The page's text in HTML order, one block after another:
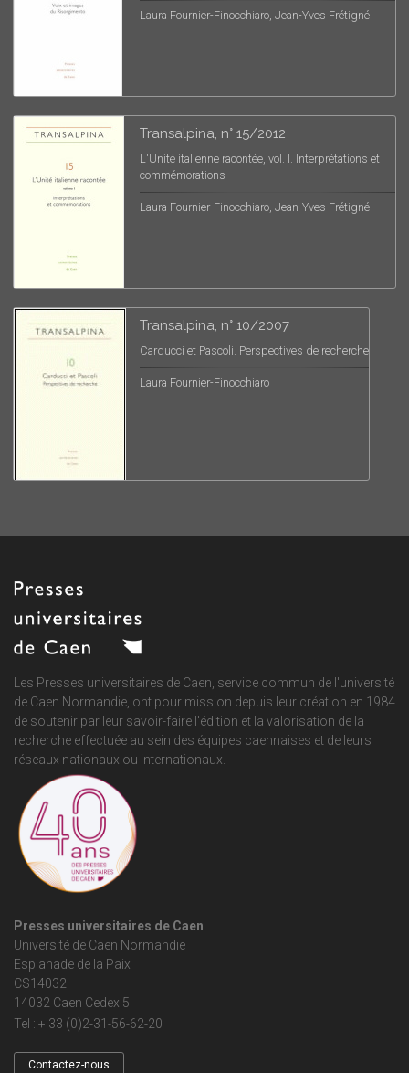
Laura Fournier-Finocchiaro, Jean-Yves Frétigné
Transalpina, n° 15/2012
L'Unité italienne racontée, vol. I. Interprétations et
commémorations
Laura Fournier-Finocchiaro, Jean-Yves Frétigné
Transalpina, n° 10/2007
Carducci et Pascoli. Perspectives de recherche
Laura Fournier-Finocchiaro
Les Presses universitaires de Caen, service commun de l'université
de Caen Normandie, ont pour mission depuis leur création en 1984
de soutenir par leur savoir-faire l'édition et la valorisation de la
recherche effectuée au sein des équipes caennaises et de leurs
réseaux nationaux ou internationaux.
Presses universitaires de Caen
Université de Caen Normandie
Esplanade de la Paix
CS14032
14032 Caen Cedex 5
Tel : + 33 (0)2-31-56-62-20
Contactez-nous